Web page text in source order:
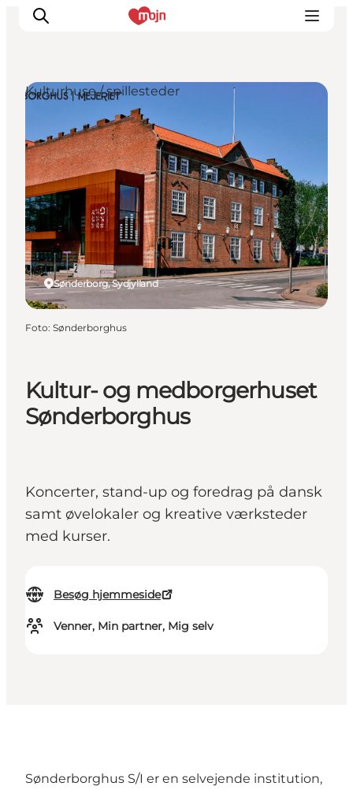
Oplevelser
Byer & Steder
Det sker
Overnatning
Planlæg din ferie
Booking
Kultur- og medborgerhuset
Sønderborghus
Koncerter, stand-up og foredrag på dansk
samt øvelokaler og kreative værksteder
med kurser.
Besøg hjemmeside
Venner, Min partner, Mig selv
Sønderborg, Sydjylland
Kulturhuse / spillesteder
Foto: Sønderborghus
Sønderborghus S/I er en selvejende institution,